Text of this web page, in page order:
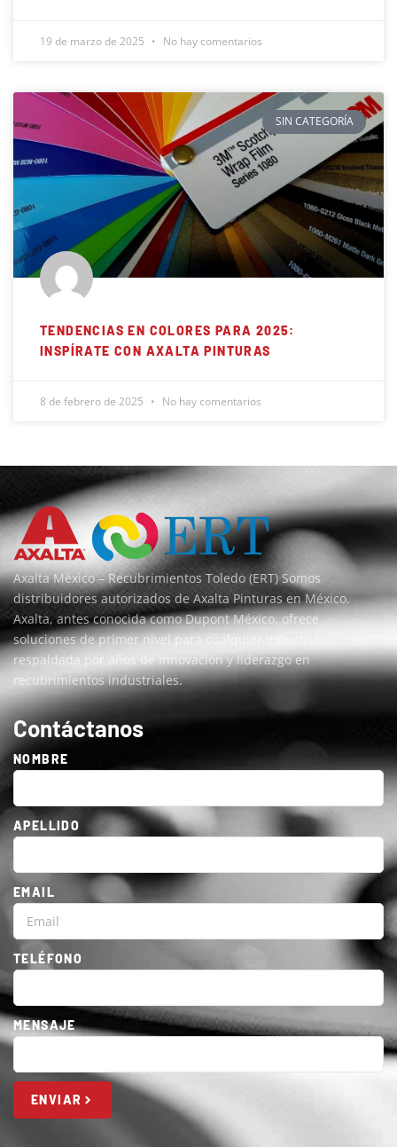
19 de marzo de 2025 No hay comentarios
SIN CATEGORÍA
TENDENCIAS EN COLORES PARA 2025:
INSPÍRATE CON AXALTA PINTURAS
8 de febrero de 2025 No hay comentarios
Axalta México – Recubrimientos Toledo (ERT) Somos
distribuidores autorizados de Axalta Pinturas en México.
Axalta, antes conocida como ​​Dupont México, ofrece
soluciones de primer nivel para cualquier industria,
respaldada por años de innovación y liderazgo en
recubrimientos industriales.
Contáctanos
NOMBRE
APELLIDO
EMAIL
TELÉFONO
MENSAJE
ENVIAR